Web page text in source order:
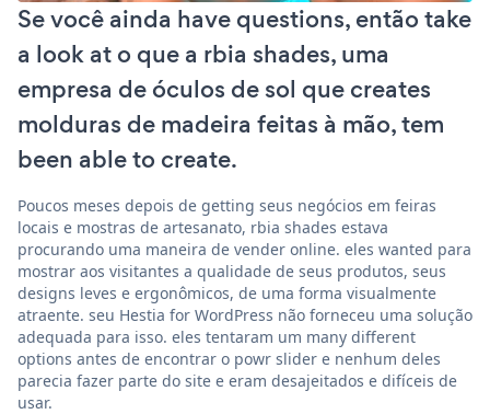
Se você ainda have questions, então take
a look at o que a rbia shades, uma
empresa de óculos de sol que creates
molduras de madeira feitas à mão, tem
been able to create.
Poucos meses depois de getting seus negócios em feiras
locais e mostras de artesanato, rbia shades estava
procurando uma maneira de vender online. eles wanted para
mostrar aos visitantes a qualidade de seus produtos, seus
designs leves e ergonômicos, de uma forma visualmente
atraente. seu Hestia for WordPress não forneceu uma solução
adequada para isso. eles tentaram um many different
options antes de encontrar o powr slider e nenhum deles
parecia fazer parte do site e eram desajeitados e difíceis de
usar.